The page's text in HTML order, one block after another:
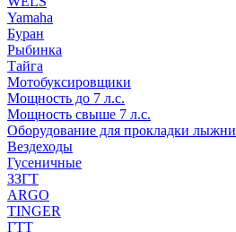
Yamaha
Буран
Рыбинка
Тайга
Мотобуксировщики
Мощность до 7 л.с.
Мощность свыше 7 л.с.
Оборудование для прокладки лыжни
Вездеходы
Гусеничные
ЗЗГТ
ARGO
TINGER
ГТТ